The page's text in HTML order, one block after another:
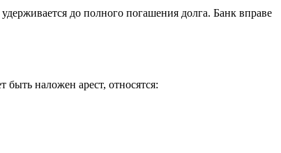
до полного погашения долга. Банк вправе
наложен арест, относятся: